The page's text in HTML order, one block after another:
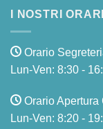
I NOSTRI ORARI
Orario
Lun-Ven: 8:30 -
Orario Apertura
Lun-Ven: 8:20 -